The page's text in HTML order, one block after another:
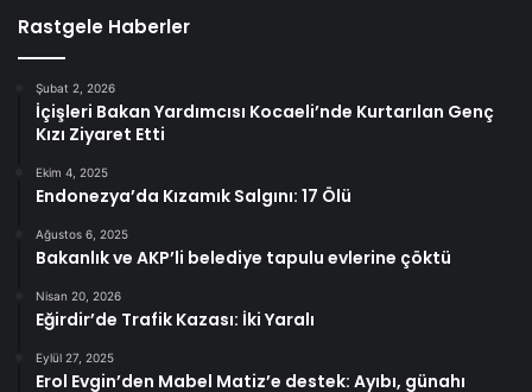
Rastgele Haberler
Şubat 2, 2026
İçişleri Bakan Yardımcısı Kocaeli’nde Kurtarılan Genç
Kızı Ziyaret Etti
Ekim 4, 2025
Endonezya’da Kızamık Salgını: 17 Ölü
Ağustos 6, 2025
Bakanlık ve AKP’li belediye tapulu evlerine çöktü
Nisan 20, 2026
Eğirdir’de Trafik Kazası: İki Yaralı
Eylül 27, 2025
Erol Evgin’den Mabel Matiz’e destek: Ayıbı, günahı